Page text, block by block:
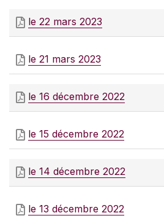
le 22 mars 2023
le 21 mars 2023
le 16 décembre 2022
le 15 décembre 2022
le 14 décembre 2022
le 13 décembre 2022